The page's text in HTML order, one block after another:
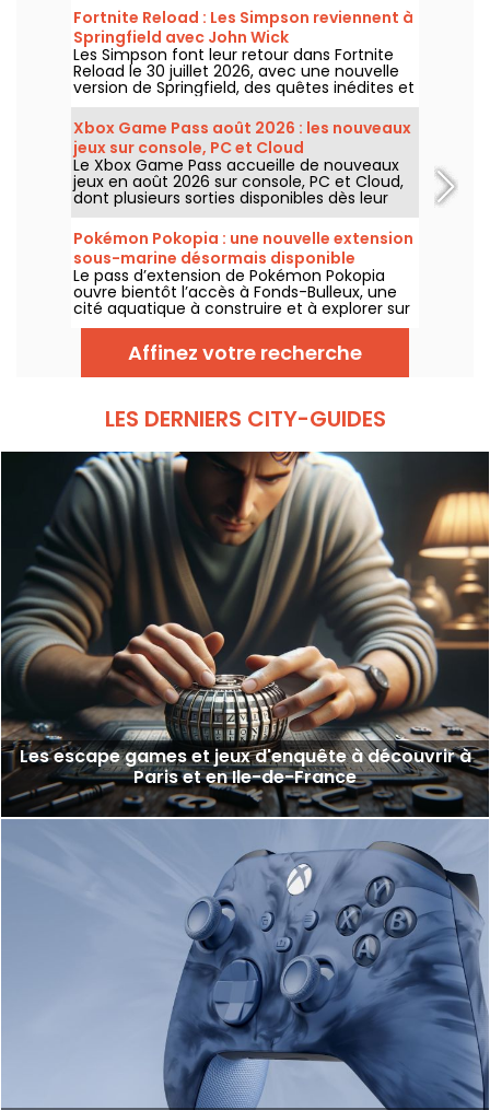
Fortnite Reload : Les Simpson reviennent à
Springfield avec John Wick
Les Simpson font leur retour dans Fortnite
Reload le 30 juillet 2026, avec une nouvelle
version de Springfield, des quêtes inédites et
un crossover avec John Wick. La mise à jour
ajoute plusieurs lieux emblématiques, un
style spécial pour le célèbre assassin et de
nouveaux éléments de gameplay.
Xbox Game Pass août 2026 : les nouveaux
jeux sur console, PC et Cloud
Le Xbox Game Pass accueille de nouveaux
jeux en août 2026 sur console, PC et Cloud,
dont plusieurs sorties disponibles dès leur
lancement. Voici les principaux ajouts
annoncés par Microsoft pour les abonnés au
service.
Pokémon Pokopia : une nouvelle extension
sous-marine désormais disponible
Le pass d’extension de Pokémon Pokopia
ouvre bientôt l’accès à Fonds-Bulleux, une
cité aquatique à construire et à explorer sur
Nintendo Switch 2. Cette première vague de
contenu payant sera disponible le 5 août
2026 avec de nouveaux Pokémon,
bâtiments et mécaniques sous-marines.
Affinez votre recherche
LES DERNIERS CITY-GUIDES
Les escape games et jeux d'enquête à découvrir à
Paris et en Ile-de-France